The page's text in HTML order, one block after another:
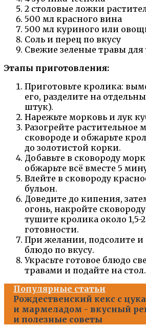
2 столовые ложки
500 мл красного вина
500 мл куриного или
Соль и перец по вкусу
Свежие зеленые травы
Этапы приготовления:
Приготовьте кролика:
его, разделите на
штук).
Нарежьте морковь и лук
Разогрейте растительное
сковороде и обжарьте
до золотистой корки.
Добавьте в сковороду
обжарьте всё вместе 5
Влейте в сковороду
бульон.
Доведите до кипения,
огонь, накройте
тушите кролика около 1,5-
готовности.
При желании, подсолите и
блюдо по вкусу.
Украсьте готовое блюдо
травами и подайте на стол.
Популярные статьи
Рождественский кекс с
и мармеладом - вкусный
и полезные советы